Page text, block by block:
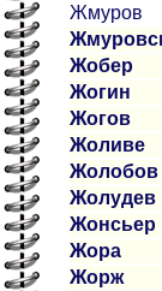
Жмуров
Жобер
Жогин
Жогов
Жоливе
Жолобов
Жолудев
Жонсьер
Жора
Жорж